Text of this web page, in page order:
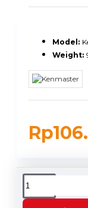
Model:
Weight:
DESCRIPTION